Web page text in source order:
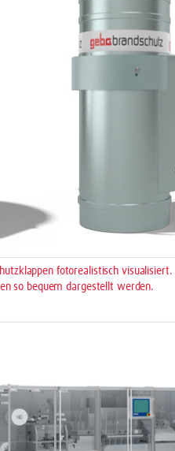
fotorealistisch visualisiert.
so bequem dargestellt werden.